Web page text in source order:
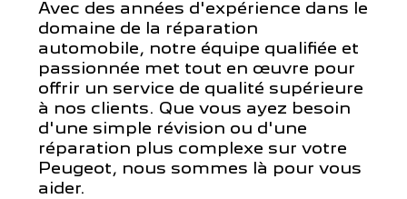
Avec des années d'expérience dans le
domaine de la réparation
automobile, notre équipe qualifiée et
passionnée met tout en œuvre pour
offrir un service de qualité supérieure
à nos clients. Que vous ayez besoin
d'une simple révision ou d'une
réparation plus complexe sur votre
Peugeot, nous sommes là pour vous
aider.